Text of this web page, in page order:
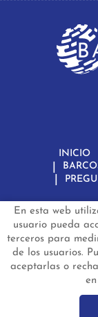
En esta web
usuario pueda
terceros para
de los usuarios.
aceptarlas o
INICIO
Aviso
Política
barconautas.com©